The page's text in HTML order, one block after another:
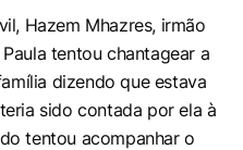
Hazem Mhazres, irmão
tentou chantagear a
dizendo que estava
sido contada por ela à
tentou acompanhar o